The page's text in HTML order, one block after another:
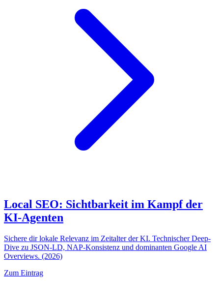
Local SEO: Sichtbarkeit im Kampf der
KI-Agenten
Sichere dir lokale Relevanz im Zeitalter der KI. Technischer Deep-
Dive zu JSON-LD, NAP-Konsistenz und dominanten Google AI
Overviews. (2026)
Zum Eintrag